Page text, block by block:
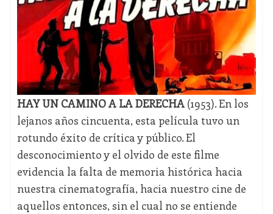
HAY UN CAMINO A LA DERECHA(1953). En los
lejanos años cincuenta, esta película tuvo un
rotundo éxito de crítica y público. El
desconocimiento y el olvido de este filme
evidencia la falta de memoria histórica hacia
nuestra cinematografía, hacia nuestro cine de
aquellos entonces, sin el cual no se entiende